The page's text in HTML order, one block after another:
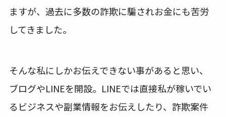
ますが、過去に多数の詐欺に騙されお金にも苦労
してきました。
そんな私にしかお伝えできない事があると思い、
ブログやLINEを開設。LINEでは直接私が稼いでい
るビジネスや副業情報をお伝えしたり、詐欺案件